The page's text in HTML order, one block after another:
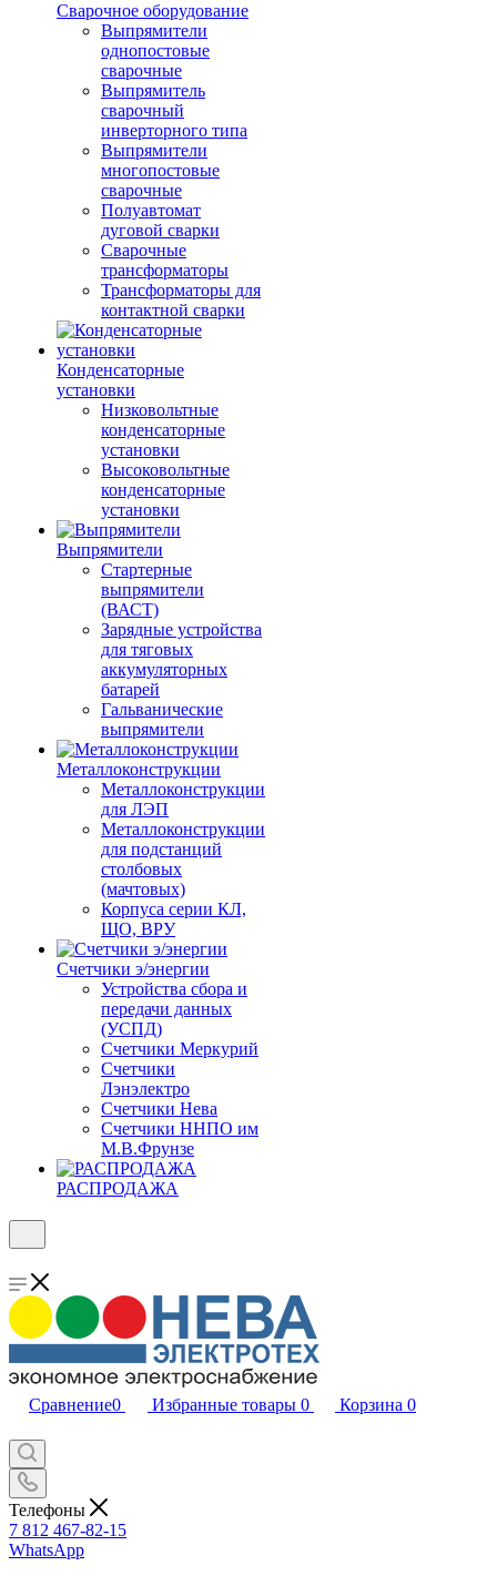
Сварочное оборудование
Выпрямители
однопостовые
сварочные
Выпрямитель
сварочный
инверторного типа
Выпрямители
многопостовые
сварочные
Полуавтомат
дуговой сварки
Сварочные
трансформаторы
Трансформаторы для
контактной сварки
Конденсаторные
установки
Низковольтные
конденсаторные
установки
Высоковольтные
конденсаторные
установки
Выпрямители
Стартерные
выпрямители
(ВАСТ)
Зарядные устройства
для тяговых
аккумуляторных
батарей
Гальванические
выпрямители
Металлоконструкции
Металлоконструкции
для ЛЭП
Металлоконструкции
для подстанций
столбовых
(мачтовых)
Корпуса серии КЛ,
ЩО, ВРУ
Счетчики э/энергии
Устройства сбора и
передачи данных
(УСПД)
Счетчики Меркурий
Счетчики
Лэнэлектро
Счетчики Нева
Счетчики ННПО им
М.В.Фрунзе
РАСПРОДАЖА
Сравнение0 Избранные товары 0 Корзина 0
Телефоны
7 812 467-82-15
WhatsApp